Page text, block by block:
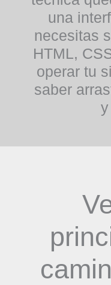
una
necesitas
HTML,
operar tu
saber